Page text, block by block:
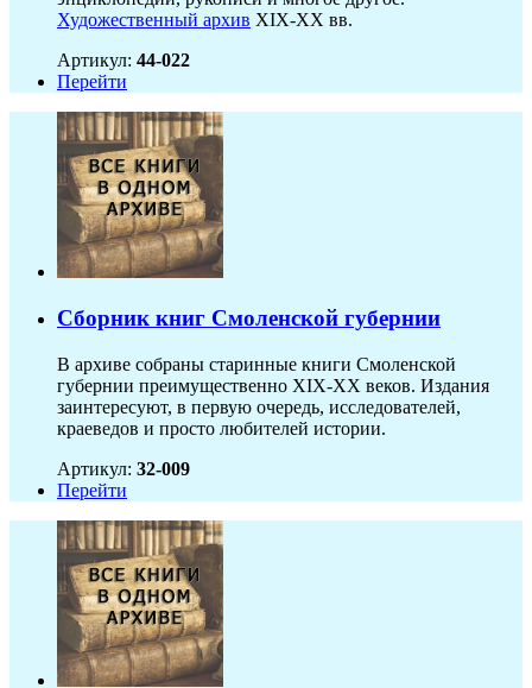
Художественный архив XIX-XX вв.
Артикул: 44-022
Перейти
Сборник книг Смоленской губернии
В архиве собраны старинные книги Смоленской
губернии преимущественно XIX-ХХ веков. Издания
заинтересуют, в первую очередь, исследователей,
краеведов и просто любителей истории.
Артикул: 32-009
Перейти